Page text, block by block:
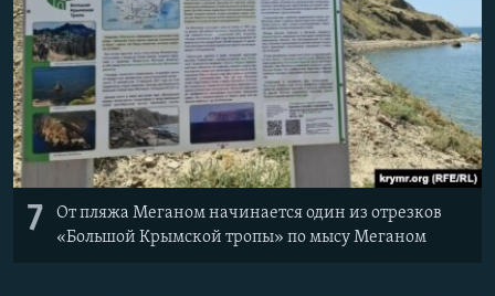
7
От пляжа Меганом начинается один из отрезков
«Большой Крымской тропы» по мысу Меганом